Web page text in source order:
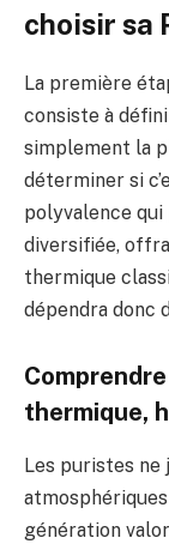
choisir sa
La première
consiste à
simplement la
déterminer si
polyvalence qui
diversifiée,
thermique
dépendra donc
thermique,
Les puristes
génération